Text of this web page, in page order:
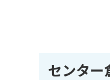
センタ